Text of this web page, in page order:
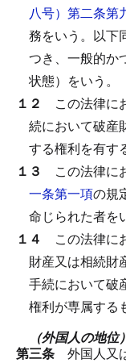
八号）第二条第
務をいう。以下
つき、一般的か
状態）をいう。
１２ この法律に
続において破産
する権利を有す
１３ この法律に
一条第一項の規
命じられた者を
１４ この法律に
財産又は相続財
手続において破
権利が専属する
（外国人の地位）
第三条 外国人又